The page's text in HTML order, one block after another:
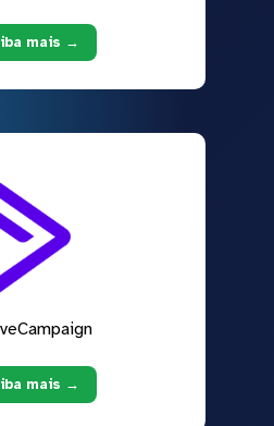
mais →
mais →